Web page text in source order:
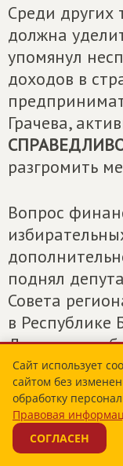
Среди других
должна
упомянул
доходов в
Грачева,
разгромить
Вопрос
поднял
Совета
в Республике
Докладчик
правовые
особенности
партии в
словам
Сайт использует
сайтом без
обработку
Правовая
СОГЛАСЕН